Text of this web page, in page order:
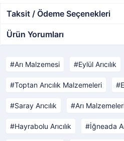
Taksit / Ödeme Seçenekleri
Ürün Yorumları
Arı Malzemesi Eylül Arıcılık
Toptan Arıcılık Malzemeleri
Saray Arıcılık Arı
Hayrabolu Arıcılık İğneada